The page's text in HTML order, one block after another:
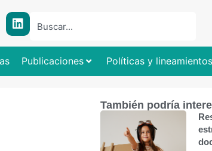
Publicaciones Políticas y lineamientos
También podría